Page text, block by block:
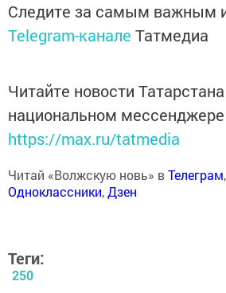
Следите за самым важным
Telegram-канале Татмедиа
Читайте новости
национальном
https://max.ru/tatmedia
Читай «Волжскую новь» вТелеграм,
Одноклассники,Дзен
Теги:
250